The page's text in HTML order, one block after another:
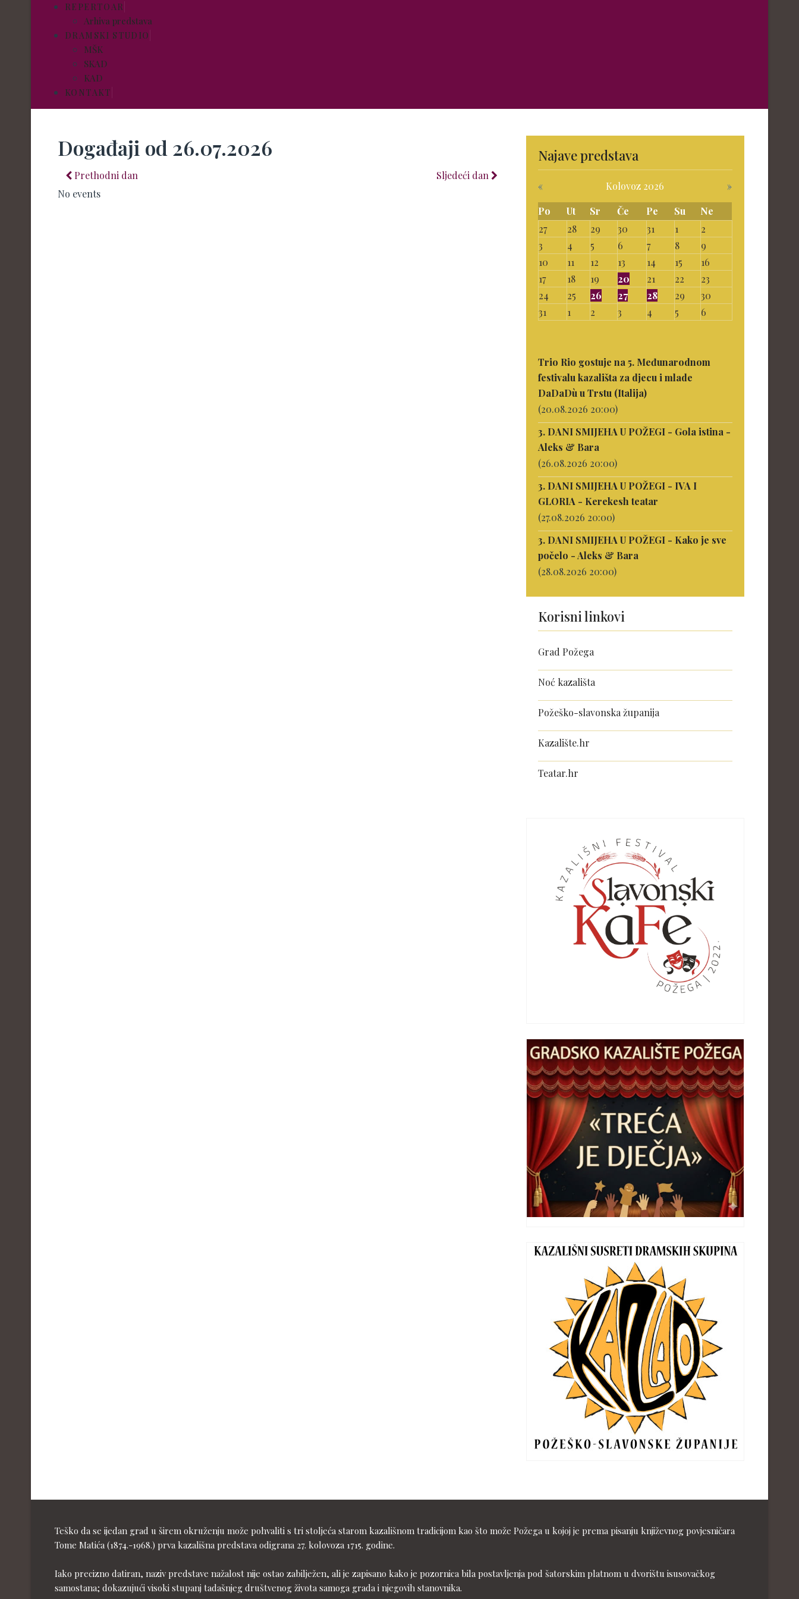
REPERTOAR
Arhiva predstava
DRAMSKI STUDIO
MŠK
SKAD
KAD
KONTAKT
Događaji od 26.07.2026
Prethodni dan
Sljedeći dan
No events
Najave predstava
« Kolovoz 2026
»
Po
Ut Sr Če Pe Su
Ne
27
28 29 30 31 1
2
3
4 5 6 7 8
9
10
11 12 13 14 15
16
17
18 19 20 21 22
23
24
25 26 27 28 29
30
31
1 2 3 4 5 6
Trio Rio gostuje na 5. Međunarodnom
festivalu kazališta za djecu i mlade
DaDaDù u Trstu (Italija)
(20.08.2026 20:00)
3. DANI SMIJEHA U POŽEGI - Gola istina -
Aleks & Bara
(26.08.2026 20:00)
3. DANI SMIJEHA U POŽEGI - IVA I
GLORIA - Kerekesh teatar
(27.08.2026 20:00)
3. DANI SMIJEHA U POŽEGI - Kako je sve
počelo - Aleks & Bara
(28.08.2026 20:00)
Korisni linkovi
Grad Požega
Noć kazališta
Požeško-slavonska županija
Kazalište.hr
Teatar.hr
Teško da se ijedan grad u širem okruženju može pohvaliti s tri stoljeća starom kazališnom tradicijom kao što može Požega u kojoj je prema pisanju književnog povjesničara
Tome Matića (1874.-1968.) prva kazališna predstava odigrana 27. kolovoza 1715. godine.
Iako precizno datiran, naziv predstave nažalost nije ostao zabilježen, ali je zapisano kako je pozornica bila postavljenja pod šatorskim platnom u dvorištu isusovačkog
samostana; dokazujući visoki stupanj tadašnjeg društvenog života samoga grada i njegovih stanovnika.